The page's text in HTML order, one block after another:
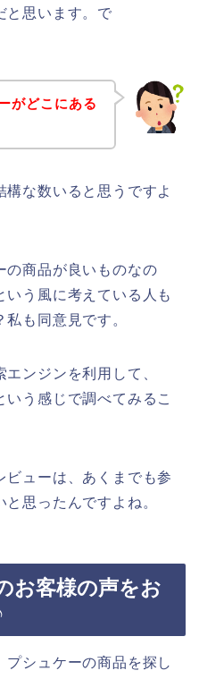
と思います。で
がどこにある
構な数いると思うですよ
の商品が良いものなの
う風に考えている人も
も同意見です。
ンジンを利用して、
う感じで調べてみるこ
ビューは、あくまでも参
思ったんですよね。
お客様の声をお
プシュケーの商品を探し